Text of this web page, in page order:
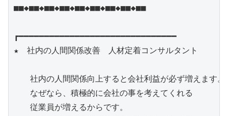
■■◆■■◆■■◆■■◆■■◆■■◆■■◆■■◆■■
┏━━━━━━━━━━━━━━━━━━━━━━━━━━━━━━━
★　社内の人間関係改善　人材定着コンサルタント
社内の人間関係向上すると会社利益が必ず増えます。
なぜなら、積極的に会社の事を考えてくれる
従業員が増えるからです。